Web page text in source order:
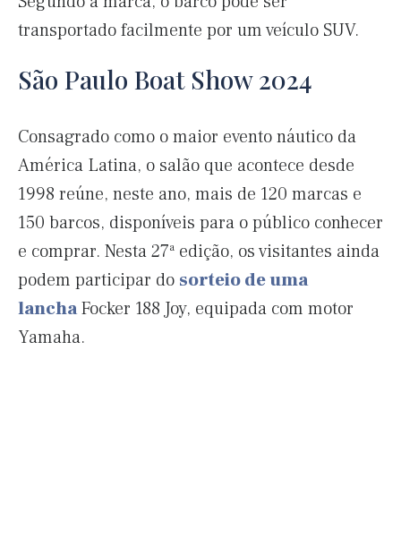
transportado facilmente por um veículo SUV.
São Paulo Boat Show 2024
Consagrado como o maior evento náutico da
América Latina, o salão que acontece desde
1998 reúne, neste ano, mais de 120 marcas e
150 barcos, disponíveis para o público conhecer
e comprar. Nesta 27ª edição, os visitantes ainda
podem participar do sorteio de uma
lanchaFocker 188 Joy, equipada com motor
Yamaha.